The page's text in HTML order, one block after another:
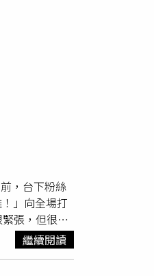
，台下粉絲
」向全場打
張，但很開
，笑稱很想去
心情既緊張
繼續閱讀